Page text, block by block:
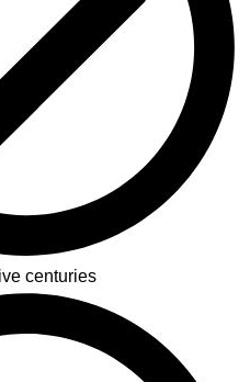
centuries